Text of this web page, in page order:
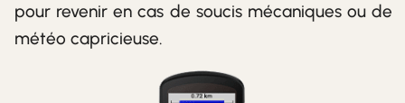
pour revenir en cas de soucis mécaniques ou de
météo capricieuse.